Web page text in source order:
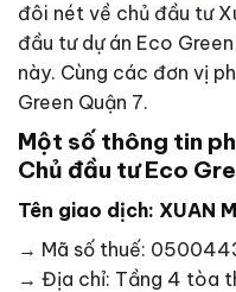
đôi nét về chủ đầu tư
đầu tư dự án Eco
này. Cùng các đơn vị
Green Quận 7.
Một số thông tin
Chủ đầu tư Eco
Tên giao dịch: XUAN
→ Mã số thuế:
→ Địa chỉ: Tầng 4 tòa